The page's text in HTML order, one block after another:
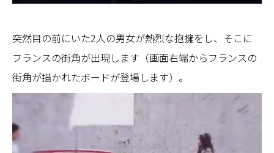
突然目の前にいた2人の男女が熱烈な抱擁をし、そこに
フランスの街角が出現します（画面右端からフランスの
街角が描かれたボードが登場します）。